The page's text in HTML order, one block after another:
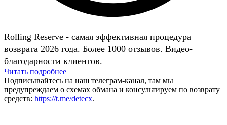
Rolling Reserve - самая эффективная процедура
возврата 2026 года. Более 1000 отзывов. Видео-
благодарности клиентов.
Читать подробнее
Подписывайтесь на наш телеграм-канал, там мы
предупреждаем о схемах обмана и консультируем по возврату
средств: https://t.me/detecx.